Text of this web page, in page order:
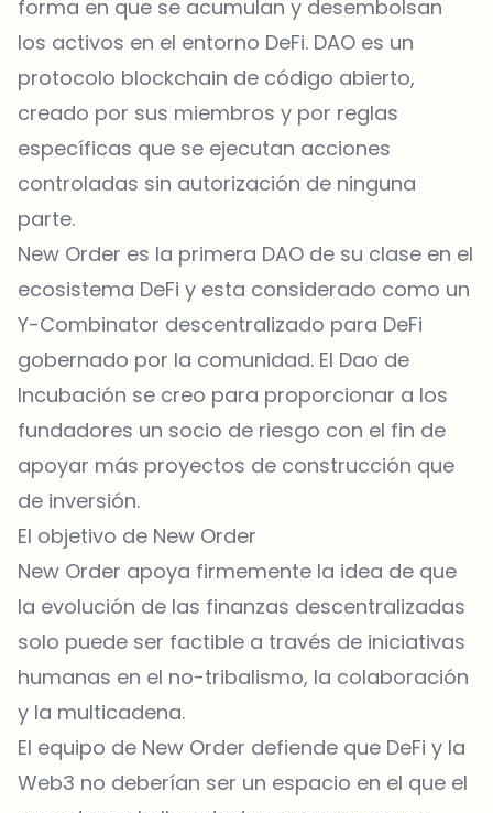
forma en que se acumulan y desembolsan
los activos en el entorno DeFi. DAO es un
protocolo blockchain de código abierto,
creado por sus miembros y por reglas
específicas que se ejecutan acciones
controladas sin autorización de ninguna
parte.
New Order es la primera DAO de su clase en el
ecosistema DeFi y esta considerado como un
Y-Combinator descentralizado para DeFi
gobernado por la comunidad. El Dao de
Incubación se creo para proporcionar a los
fundadores un socio de riesgo con el fin de
apoyar más proyectos de construcción que
de inversión.
El objetivo de New Order
New Order apoya firmemente la idea de que
la evolución de las finanzas descentralizadas
solo puede ser factible a través de iniciativas
humanas en el no-tribalismo, la colaboración
y la multicadena.
El equipo de New Order defiende que DeFi y la
Web3 no deberían ser un espacio en el que el